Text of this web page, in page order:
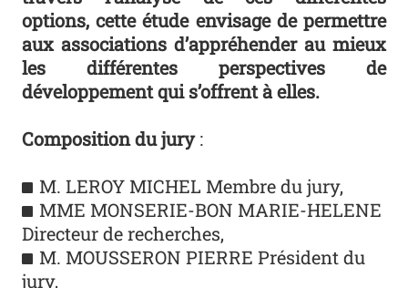
options, cette étude envisage de permettre
aux associations d’appréhender au mieux
les différentes perspectives de
développement qui s’offrent à elles.
Composition du jury:
M. LEROY MICHEL Membre du jury,
MME MONSERIE-BON MARIE-HELENE
Directeur de recherches,
M. MOUSSERON PIERRE Président du
jury,